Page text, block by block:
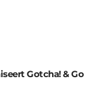
Gotcha! & Go